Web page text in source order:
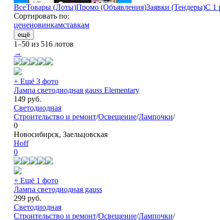
ВсеТовары (Лоты)Промо (Объявления)Заявки (Тендеры)С 1
Сортировать по:
цененовинкамставкам
ещё
1–50 из 516 лотов
→
+ Ещё 3 фото
Лампа светодиодная gauss Elementary
149 руб.
Светодиодная
Строительство и ремонт/Освещение/Лампочки/
0
Новосибирск, Заельцовская
Hoff
0
+ Ещё 1 фото
Лампа светодиодная gauss
299 руб.
Светодиодная
Строительство и ремонт/Освещение/Лампочки/